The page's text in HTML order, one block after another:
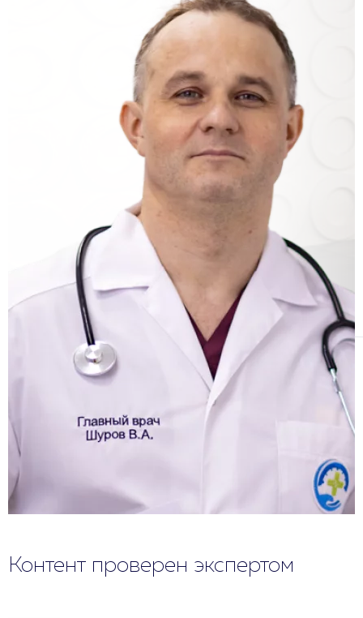
Контент проверен экспертом